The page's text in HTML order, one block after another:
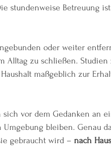
stundenweise Betreuung
oder weiter
Alltag zu schließen. Studien
maßgeblich zur
vor dem Gedanken an
bleiben. Genau
gebraucht wird – nach